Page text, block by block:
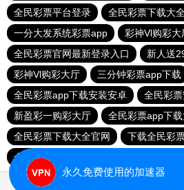
全民彩票平台登录
全民彩票下载大
一分大发系统彩票app
彩神Vl购彩大
全民彩票官网最新登录入口
新人送
彩神Vl购彩大厅
三分钟彩票app下载
全民彩票app下载安装安卓
全民彩
新盈彩一购彩大厅
全民彩票app下
全民彩票下载大全官网
下载全民彩
全民彩票app下载安装安卓
永久免费使用的加速器